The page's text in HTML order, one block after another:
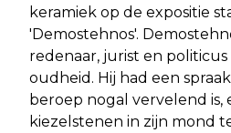
keramiek op de expositie
'Demostehnos'.
redenaar, jurist en politicus
oudheid. Hij had een
beroep nogal vervelend is,
kiezelstenen in zijn mond